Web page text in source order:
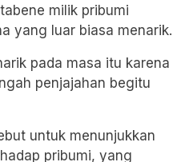
milik pribumi
yang luar biasa menarik.
pada masa itu karena
penjajahan begitu
untuk menunjukkan
pribumi, yang